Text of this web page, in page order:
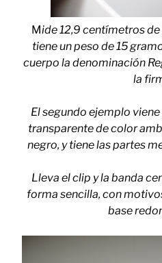
Mide 12,9 centímetros
tiene un peso de 15
cuerpo la denominación
la
El segundo ejemplo
transparente de color
negro, y tiene las partes
Lleva el clip y la banda
forma sencilla, con
base